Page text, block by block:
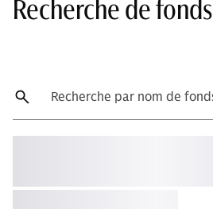
Recherche de fonds